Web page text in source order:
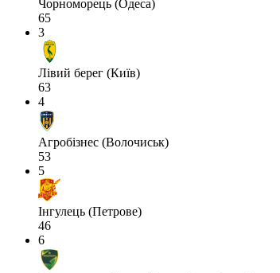
Чорноморець (Одеса)
65
3
Лівий берег (Київ)
63
4
Агробізнес (Волочиськ)
53
5
Інгулець (Петрове)
46
6